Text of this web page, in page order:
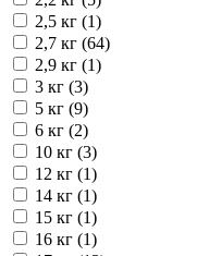
2,5 кг (1)
2,7 кг (64)
2,9 кг (1)
3 кг (3)
5 кг (9)
6 кг (2)
10 кг (3)
12 кг (1)
14 кг (1)
15 кг (1)
16 кг (1)